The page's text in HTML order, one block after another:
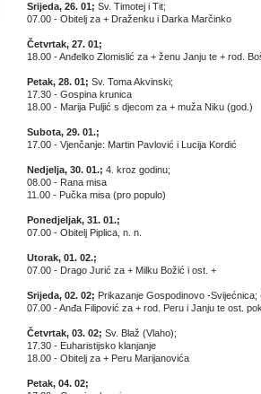
Srijeda, 26. 01; Sv. Timotej i Tit;
07.00 - Obitelj za + Draženku i Darka Marčinko
Četvrtak, 27. 01;
18.00 - Anđelko Zlomislić za + ženu Janju te + rod.
Petak, 28. 01; Sv. Toma Akvinski;
17.30 - Gospina krunica
18.00 - Marija Puljić s djecom za + muža Niku (god.)
Subota, 29. 01.;
17.00 - Vjenčanje: Martin Pavlović i Lucija Kordić
Nedjelja, 30. 01.; 4. kroz godinu;
08.00 - Rana misa
11.00 - Pučka misa (pro populo)
Ponedjeljak, 31. 01.;
07.00 - Obitelj Piplica, n. n.
Utorak, 01. 02.;
07.00 - Drago Jurić za + Milku Božić i ost. +
Srijeda, 02. 02; Prikazanje Gospodinovo -
07.00 - Anđa Filipović za + rod. Peru i Janju te ost.
Četvrtak, 03. 02; Sv. Blaž (Vlaho);
17.30 - Euharistijsko klanjanje
18.00 - Obitelj za + Peru Marijanovića
Petak, 04. 02;